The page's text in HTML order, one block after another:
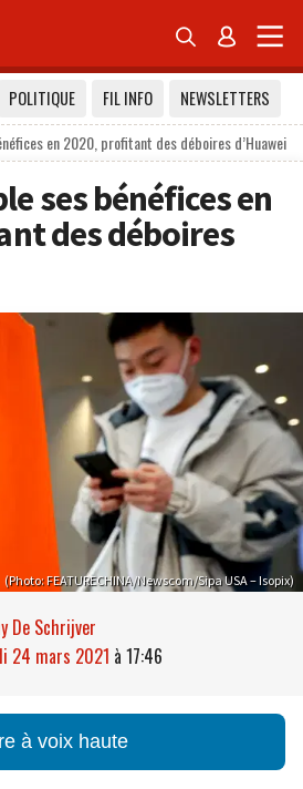
 
POLITIQUE FIL INFO
NEWSLETTERS
en 2020, profitant des déboires d’Huawei
ses bénéfices en
des déboires
(Photo: FEATURECHINA/Newscom/Sipa USA – Isopix)
De Schrijver
24 mars 2021 à 17:46
à voix haute